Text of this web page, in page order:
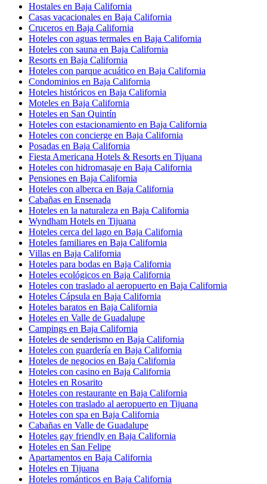
Hostales en Baja California
Casas vacacionales en Baja California
Cruceros en Baja California
Hoteles con aguas termales en Baja California
Hoteles con sauna en Baja California
Resorts en Baja California
Hoteles con parque acuático en Baja California
Condominios en Baja California
Hoteles históricos en Baja California
Moteles en Baja California
Hoteles en San Quintín
Hoteles con estacionamiento en Baja California
Hoteles con concierge en Baja California
Posadas en Baja California
Fiesta Americana Hotels & Resorts en Tijuana
Hoteles con hidromasaje en Baja California
Pensiones en Baja California
Hoteles con alberca en Baja California
Cabañas en Ensenada
Hoteles en la naturaleza en Baja California
Wyndham Hotels en Tijuana
Hoteles cerca del lago en Baja California
Hoteles familiares en Baja California
Villas en Baja California
Hoteles para bodas en Baja California
Hoteles ecológicos en Baja California
Hoteles con traslado al aeropuerto en Baja California
Hoteles Cápsula en Baja California
Hoteles baratos en Baja California
Hoteles en Valle de Guadalupe
Campings en Baja California
Hoteles de senderismo en Baja California
Hoteles con guardería en Baja California
Hoteles de negocios en Baja California
Hoteles con casino en Baja California
Hoteles en Rosarito
Hoteles con restaurante en Baja California
Hoteles con traslado al aeropuerto en Tijuana
Hoteles con spa en Baja California
Cabañas en Valle de Guadalupe
Hoteles gay friendly en Baja California
Hoteles en San Felipe
Apartamentos en Baja California
Hoteles en Tijuana
Hoteles románticos en Baja California